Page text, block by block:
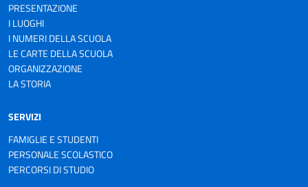
PRESENTAZIONE
I LUOGHI
I NUMERI DELLA SCUOLA
LE CARTE DELLA SCUOLA
ORGANIZZAZIONE
LA STORIA
SERVIZI
FAMIGLIE E STUDENTI
PERSONALE SCOLASTICO
PERCORSI DI STUDIO